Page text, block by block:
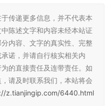
传递更多信息，并不代表本
陈述文字和内容未经本站证
内容、文字的真实性、完整
诺，并请自行核实相关内
的直接责任及连带责任。如
请及时联系我们，本站将会
z.tianjingip.com/6440.html